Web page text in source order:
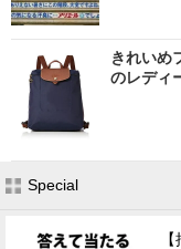
きれいめ
のレディ
Special